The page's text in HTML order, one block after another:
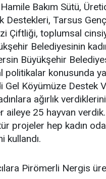
Bakım Sütü,
Destekleri, Tarsus
Çiftliği, toplumsal
Belediyesinin
Büyükşehir
politikalar konusunda
Gel Köyümüze Destek
ağırlık
aileye 25 hayvan
projeler hep kadın
kullandı.
Pirömerli Nergis